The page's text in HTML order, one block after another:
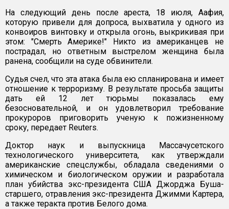
На следующий день после ареста, 18 июля, Аафия,
которую привели для допроса, выхватила у одного из
конвоиров винтовку и открыла огонь, выкрикивая при
этом: "Смерть Америке!" Никто из американцев не
пострадал, но ответным выстрелом женщина была
ранена, сообщили на суде обвинители.
Судья счел, что эта атака была ею спланирована и имеет
отношение к терроризму. В результате просьба защиты
дать ей 12 лет тюрьмы показалась ему
безосновательной, и он удовлетворил требование
прокуроров приговорить ученую к пожизненному
сроку, передает Reuters.
Доктор наук и выпускница Массачусетского
технологического университета, как утверждали
американские спецслужбы, обладала сведениями о
химическом и биологическом оружии и разработала
план убийства экс-президента США Джорджа Буша-
старшего, отравления экс-президента Джимми Картера,
а также теракта против Белого дома.